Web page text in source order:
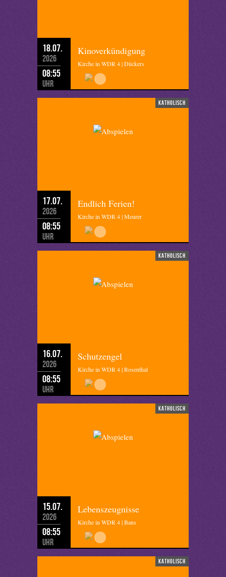
18.07.
2026
08:55
Uhr
Kinoverkündigung
Kirche in WDR 4 | Dückers
katholisch
17.07.
2026
08:55
Uhr
Endlich Ferien!
Kirche in WDR 4 | Meurer
katholisch
16.07.
2026
08:55
Uhr
Schutzengel
Kirche in WDR 4 | Rosenthal
katholisch
15.07.
2026
08:55
Uhr
Lebenszeugnisse
Kirche in WDR 4 | Bans
katholisch